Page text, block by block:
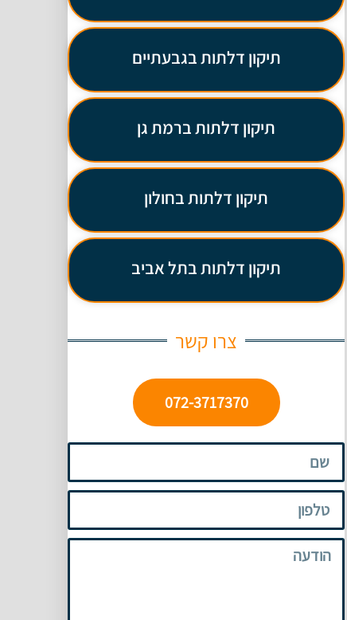
תיקון דלתות בגבעתיים
תיקון דלתות ברמת גן
תיקון דלתות בחולון
תיקון דלתות בתל אביב
צרו קשר
072-3717370